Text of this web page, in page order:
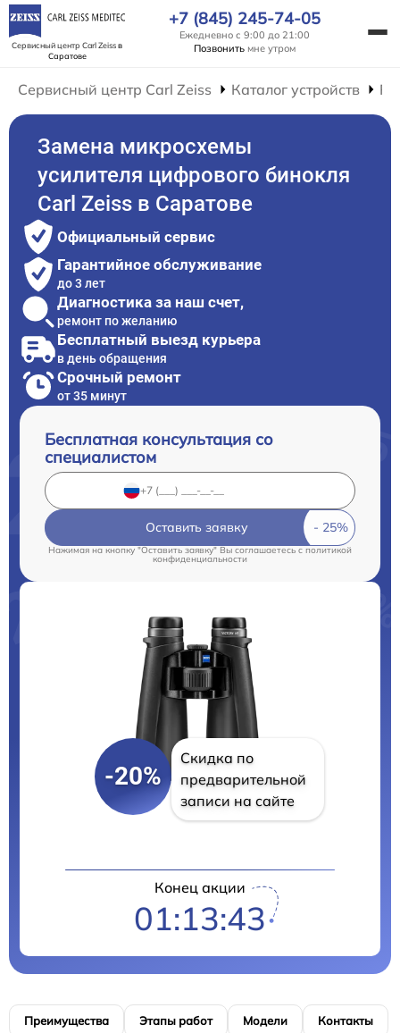
Сервисный центр Carl Zeissв
Саратове
+7 (845) 245-74-05
Ежедневно с 9:00 до 21:00
Позвонить мне утром
Сервисный центр Carl Zeiss Каталог устройств
Замена микросхемы
усилителя цифрового бинокля
Carl Zeiss в Саратове
Официальный сервис
Гарантийное обслуживание
до 3 лет
Диагностика за наш счет,
ремонт по желанию
Бесплатный выезд курьера
в день обращения
Срочный ремонт
от 35 минут
Бесплатная консультация со
специалистом
Оставить заявку
Нажимая на кнопку "Оставить заявку" Вы соглашаетесь cполитикой
конфиденциальности
-20%
Скидка по
предварительной
записи на сайте
Конец акции
01:13:42
Преимущества Этапы работ Модели Контакты